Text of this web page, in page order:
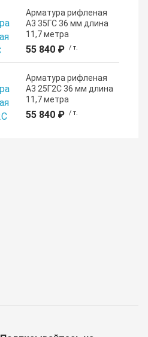
Арматура рифленая
А3 35ГС 36 мм длина
11,7 метра
55 840 ₽ / т.
Арматура рифленая
А3 25Г2С 36 мм длина
11,7 метра
55 840 ₽ / т.